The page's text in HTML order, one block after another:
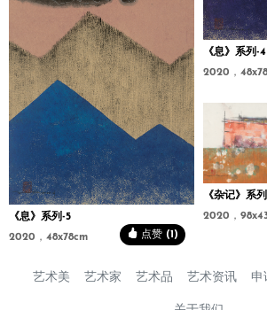
《息》系列-4
2020，
《息》系列-5
2020，48x78cm
点赞 (1)
《杂记》系列
2020，
艺术美 艺术家 艺术品 艺术资讯 申